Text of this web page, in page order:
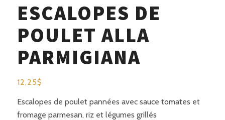
ESCALOPES DE
POULET ALLA
PARMIGIANA
12,25$
Escalopes de poulet pannées avec sauce tomates et
fromage parmesan, riz et légumes grillés